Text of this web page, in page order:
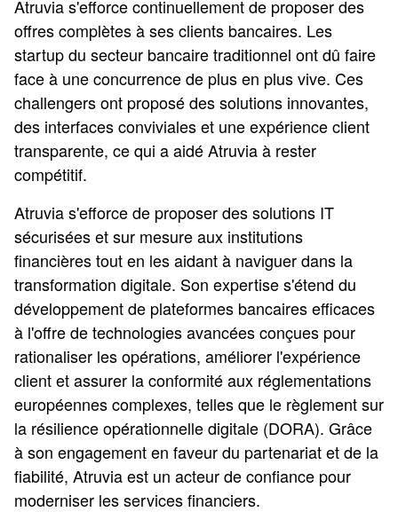
Atruvia s'efforce continuellement de proposer des
offres complètes à ses clients bancaires. Les
startup du secteur bancaire traditionnel ont dû faire
face à une concurrence de plus en plus vive. Ces
challengers ont proposé des solutions innovantes,
des interfaces conviviales et une expérience client
transparente, ce qui a aidé Atruvia à rester
compétitif.
Atruvia s'efforce de proposer des solutions IT
sécurisées et sur mesure aux institutions
financières tout en les aidant à naviguer dans la
transformation digitale. Son expertise s'étend du
développement de plateformes bancaires efficaces
à l'offre de technologies avancées conçues pour
rationaliser les opérations, améliorer l'expérience
client et assurer la conformité aux réglementations
européennes complexes, telles que le règlement sur
la résilience opérationnelle digitale (DORA). Grâce
à son engagement en faveur du partenariat et de la
fiabilité, Atruvia est un acteur de confiance pour
moderniser les services financiers.